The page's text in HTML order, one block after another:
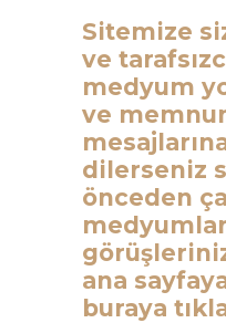
Sitemize
ve
medyum
ve
dilerseniz
önceden
ana
buraya